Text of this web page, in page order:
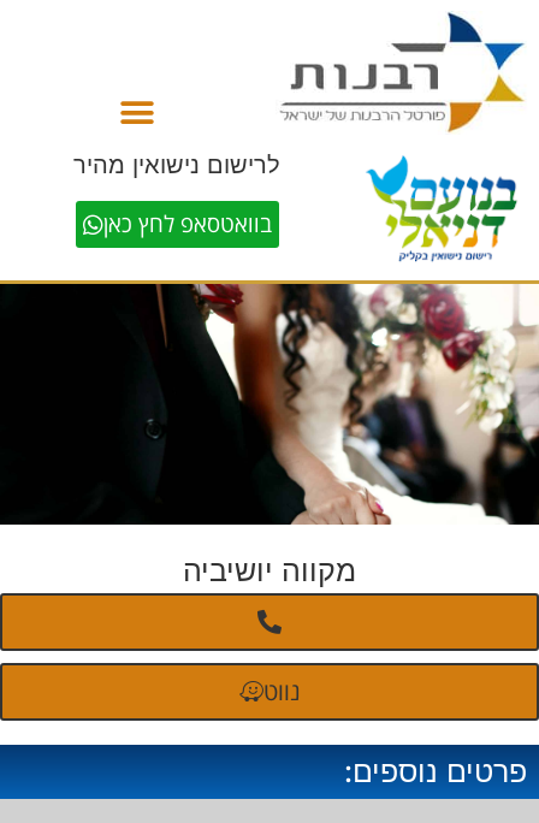
לרישום נישואין מהיר
בוואטסאפ לחץ כאן
מקווה יושיביה
נווט
פרטים נוספים: